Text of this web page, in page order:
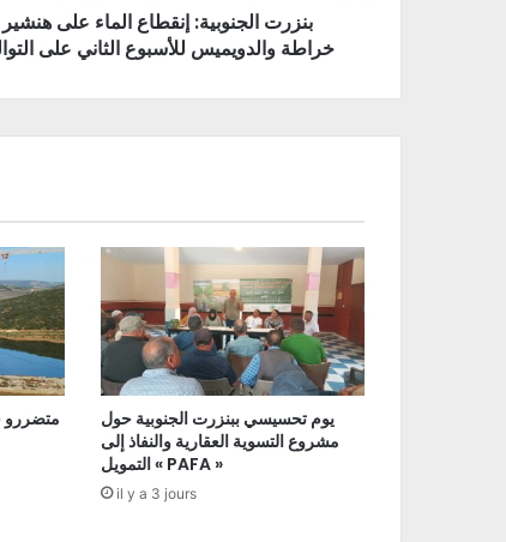
بنزرت الجنوبية: إنقطاع الماء على هنشير
خراطة والدويميس للأسبوع الثاني على
متضررو
يوم تحسيسي ببنزرت الجنوبية حول
مشروع التسوية العقارية والنفاذ إلى
التمويل « PAFA »
il y a 3 jours